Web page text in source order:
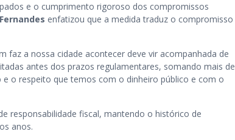
e o cumprimento rigoroso dos compromissos
enfatizou que a medida traduz o compromisso
faz a nossa cidade acontecer deve vir acompanhada de
antes dos prazos regulamentares, somando mais de
o respeito que temos com o dinheiro público e com o
responsabilidade fiscal, mantendo o histórico de
anos.